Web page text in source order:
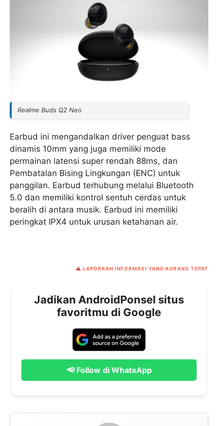
Realme Buds Q2 Neo
Earbud ini mengandalkan driver penguat bass
dinamis 10mm yang juga memiliki mode
permainan latensi super rendah 88ms, dan
Pembatalan Bising Lingkungan (ENC) untuk
panggilan. Earbud terhubung melalui Bluetooth
5.0 dan memiliki kontrol sentuh cerdas untuk
beralih di antara musik. Earbud ini memiliki
peringkat IPX4 untuk urusan ketahanan air.
⚠️ LAPORKAN INFORMASI YANG KURANG TEPAT
Jadikan AndroidPonsel situs
favoritmu di Google
📢 Follow di WhatsApp